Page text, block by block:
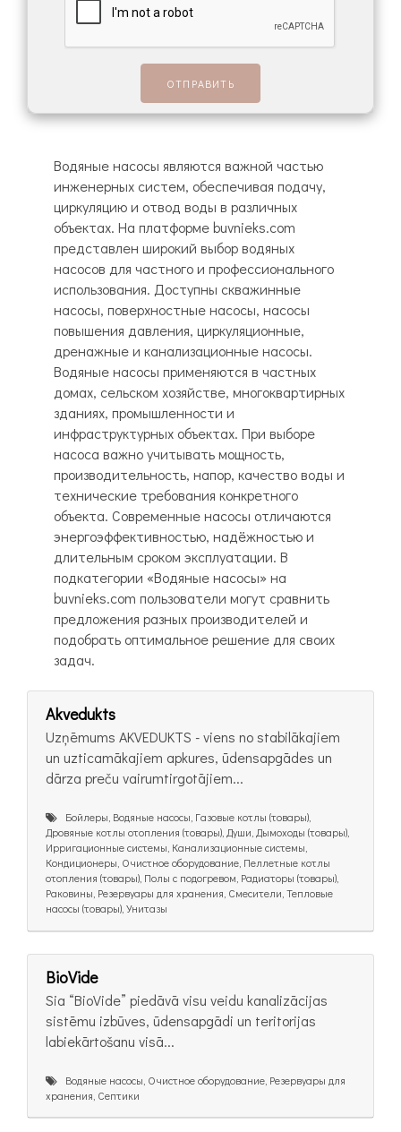
Водяные насосы являются важной частью
инженерных систем, обеспечивая подачу,
циркуляцию и отвод воды в различных
объектах. На платформе buvnieks.com
представлен широкий выбор водяных
насосов для частного и профессионального
использования. Доступны скважинные
насосы, поверхностные насосы, насосы
повышения давления, циркуляционные,
дренажные и канализационные насосы.
Водяные насосы применяются в частных
домах, сельском хозяйстве, многоквартирных
зданиях, промышленности и
инфраструктурных объектах. При выборе
насоса важно учитывать мощность,
производительность, напор, качество воды и
технические требования конкретного
объекта. Современные насосы отличаются
энергоэффективностью, надёжностью и
длительным сроком эксплуатации. В
подкатегории «Водяные насосы» на
buvnieks.com пользователи могут сравнить
предложения разных производителей и
подобрать оптимальное решение для своих
задач.
Akvedukts
Uzņēmums AKVEDUKTS - viens no stabilākajiem
un uzticamākajiem apkures, ūdensapgādes un
dārza preču vairumtirgotājiem...
Бойлеры, Водяные насосы, Газовые котлы (товары),
Дровяные котлы отопления (товары), Души, Дымоходы (товары),
Ирригационные системы, Канализационные системы,
Кондиционеры, Очистное оборудование, Пеллетные котлы
отопления (товары), Полы с подогревом, Радиаторы (товары),
Раковины, Резервуары для хранения, Смесители, Тепловые
насосы (товары), Унитазы
BioVide
Sia “BioVide” piedāvā visu veidu kanalizācijas
sistēmu izbūves, ūdensapgādi un teritorijas
labiekārtošanu visā...
Водяные насосы, Очистное оборудование, Резервуары для
хранения, Септики